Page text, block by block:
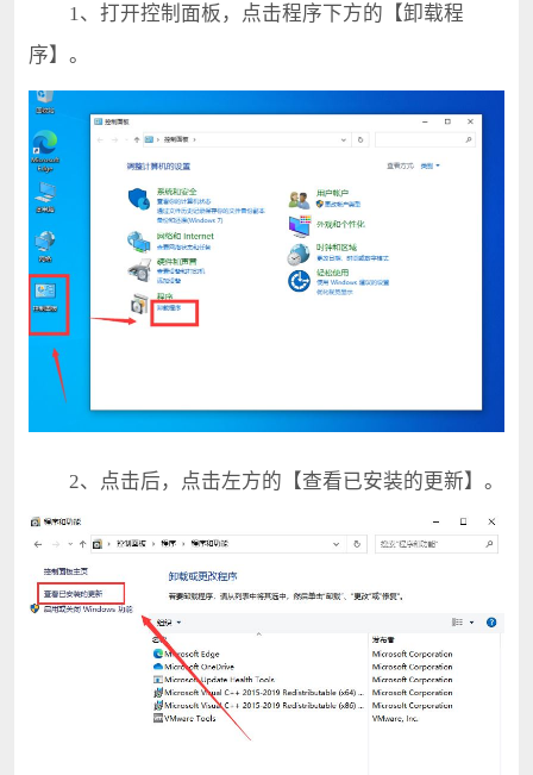
1、打开控制面板，点击程序下方的【卸载程
序】。
2、点击后，点击左方的【查看已安装的更新】。